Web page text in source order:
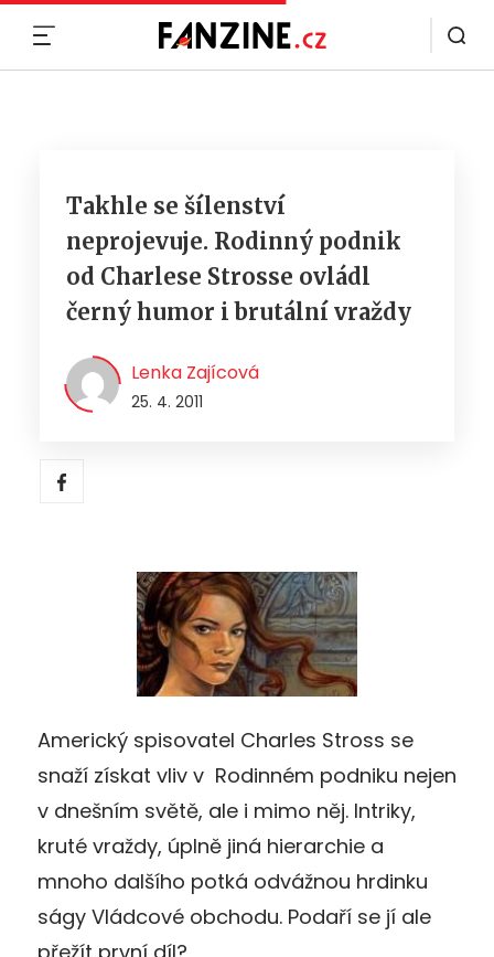
Takhle se šílenství
neprojevuje. Rodinný podnik
od Charlese Strosse ovládl
černý humor i brutální vraždy
Lenka Zajícová
25. 4. 2011
Americký spisovatel Charles Stross se
snaží získat vliv v Rodinném podniku nejen
v dnešním světě, ale i mimo něj. Intriky,
kruté vraždy, úplně jiná hierarchie a
mnoho dalšího potká odvážnou hrdinku
ságy Vládcové obchodu. Podaří se jí ale